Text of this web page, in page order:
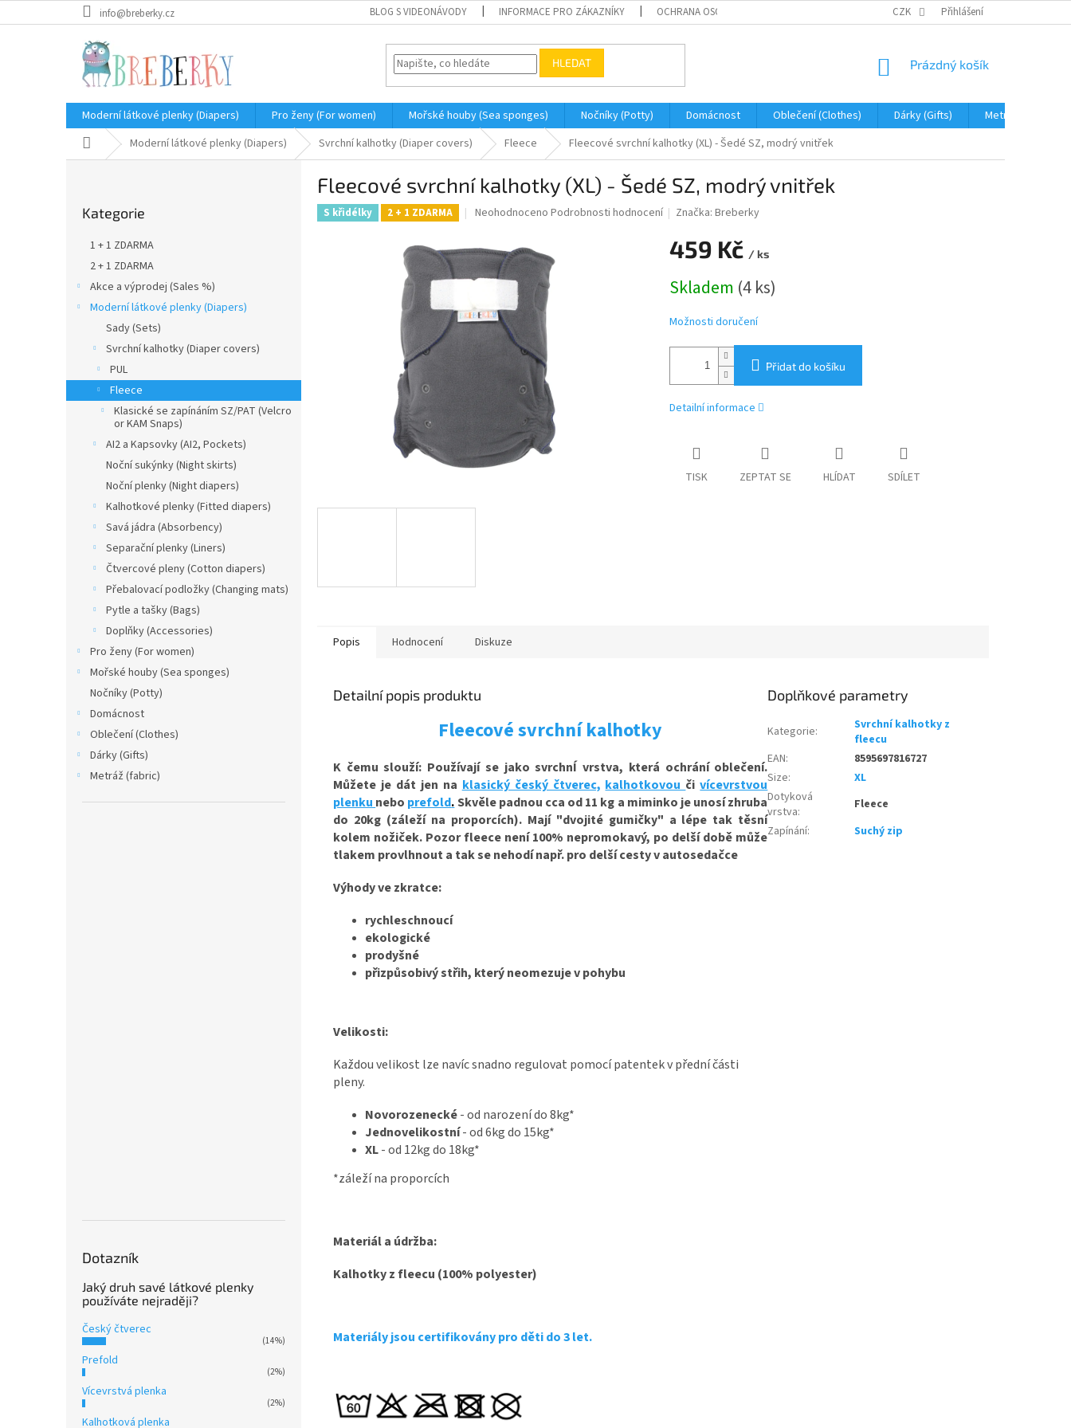
na
info@breberky.cz BLOG S VIDEONÁVODY INFORMACE PRO ZÁKAZNÍKY OCHRANA OSOBNÍCH ÚDAJŮ JAK NA REKLAMACI A VRÁCENÍ ZBOŽÍ
CZK Přihlášení
HLEDAT
NÁKUPNÍ
Prázdný košík
Moderní látkové plenky (Diapers) Pro ženy (For women) Mořské houby (Sea sponges) Nočníky (Potty) Domácnost Oblečení (Clothes) Dárky (Gifts)
Metráž (fabric)
Domů Moderní látkové plenky (Diapers) Svrchní kalhotky (Diaper covers) Fleece Fleecové svrchní kalhotky (XL) - Šedé SZ, modrý vnitřek
e
l
kategorie
Kategorie
1 + 1 ZDARMA
2 + 1 ZDARMA
Akce a výprodej (Sales %)
Moderní látkové plenky (Diapers)
Sady (Sets)
Svrchní kalhotky (Diaper covers)
PUL
Fleece
Klasické se zapínáním SZ/PAT (Velcro
or KAM Snaps)
AI2 a Kapsovky (AI2, Pockets)
Noční sukýnky (Night skirts)
Noční plenky (Night diapers)
Kalhotkové plenky (Fitted diapers)
Savá jádra (Absorbency)
Separační plenky (Liners)
Čtvercové pleny (Cotton diapers)
Přebalovací podložky (Changing mats)
Pytle a tašky (Bags)
Doplňky (Accessories)
Pro ženy (For women)
Mořské houby (Sea sponges)
Nočníky (Potty)
Domácnost
Oblečení (Clothes)
Dárky (Gifts)
Metráž (fabric)
Dotazník
Jaký druh savé látkové plenky
používáte nejraději?
Český čtverec
(14%)
Prefold
(2%)
Vícevrstvá plenka
(2%)
Kalhotková plenka
Fleecové svrchní kalhotky (XL) - Šedé SZ, modrý vnitřek
S křidélky 2 + 1 ZDARMA
Průměrné
je
0,0
hvězdiček.
Neohodnoceno Podrobnosti hodnocení Značka:Breberky
459 Kč / ks
cena:
Skladem (4 ks)
Možnosti doručení
Přidat do košíku
Detailní informace
TISK ZEPTAT SE HLÍDAT SDÍLET
Popis Hodnocení Diskuze
Detailní popis produktu
Fleecové svrchní kalhotky
K čemu slouží: Používají se jako svrchnÍ vrstva, která ochrání oblečení.
Můžete je dát jen na klasický český čtverec, kalhotkovou čivícevrstvou
plenku nebo prefold.Skvěle padnou cca od 11 kg a miminko je unosí zhruba
do 20kg (záleží na proporcích). Mají "dvojité gumičky" a lépe tak těsní
kolem nožiček. Pozor fleece není 100% nepromokavý, po delší době může
tlakem provlhnout a tak se nehodí např. pro delší cesty v autosedačce
Výhody ve zkratce:
rychleschnoucí
ekologické
prodyšné
přizpůsobivý střih, který neomezuje v pohybu
Velikosti:
Každou velikost lze navíc snadno regulovat pomocí patentek v přední části
pleny.
Novorozenecké- od narození do 8kg*
Jednovelikostní- od 6kg do 15kg*
XL- od 12kg do 18kg*
*záleží na proporcích
Materiál a údržba:
Kalhotky z fleecu (100% polyester)
Materiály jsou certifikovány pro děti do 3 let.
Doplňkové parametry
Kategorie:
Svrchní kalhotky z
fleecu
EAN:
8595697816727
Size:
XL
Dotyková
vrstva:
Fleece
Zapínání: Suchý zip